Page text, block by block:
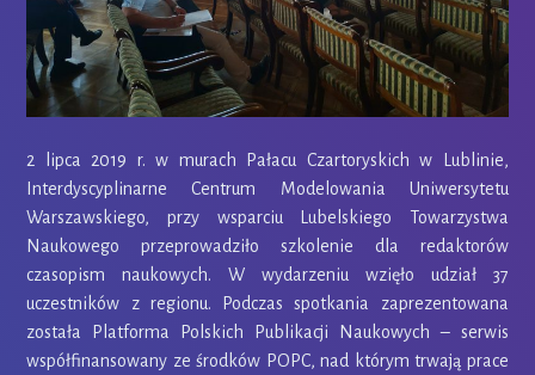
2 lipca 2019 r. w murach Pałacu Czartoryskich w Lublinie,
Interdyscyplinarne Centrum Modelowania Uniwersytetu
Warszawskiego, przy wsparciu Lubelskiego Towarzystwa
Naukowego przeprowadziło szkolenie dla redaktorów
czasopism naukowych. W wydarzeniu wzięło udział 37
uczestników z regionu. Podczas spotkania zaprezentowana
została Platforma Polskich Publikacji Naukowych – serwis
współfinansowany ze środków POPC, nad którym trwają prace